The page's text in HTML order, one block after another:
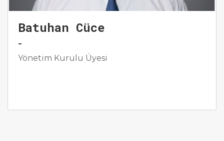
Batuhan Cüce
-
Yönetim Kurulu Üyesi